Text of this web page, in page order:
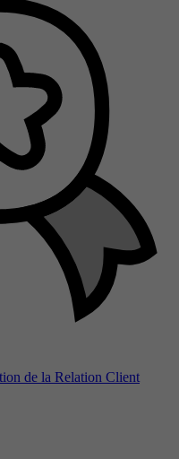
de la Relation Client